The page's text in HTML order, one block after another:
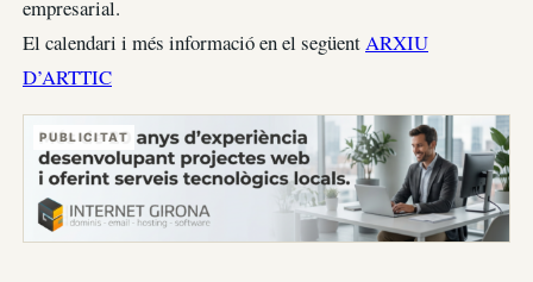
empresarial.
El calendari i més informació en el següentARXIU
D’ARTTIC
PUBLICITAT